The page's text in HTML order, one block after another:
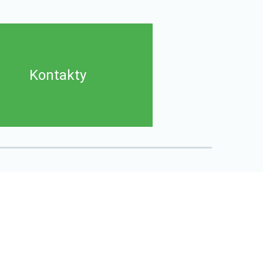
Kontakty